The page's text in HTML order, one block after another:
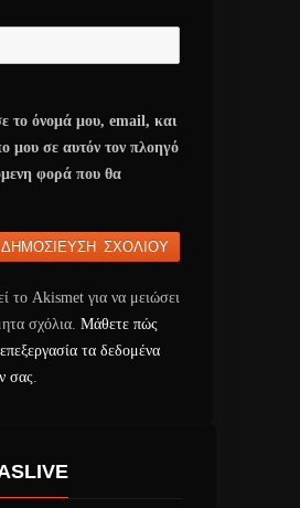
το όνομά μου, email, και
μου σε αυτόν τον πλοηγό
φορά που θα
το Akismet για να μειώσει
σχόλια. Μάθετε πώς
τα δεδομένα
σας